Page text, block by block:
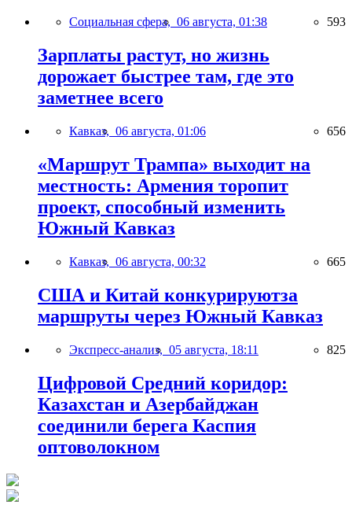
Социальная сфера, 06 августа, 01:38 593
Зарплаты растут, но жизнь
дорожает быстрее там, где это
заметнее всего
Кавказ, 06 августа, 01:06 656
«Маршрут Трампа» выходит на
местность: Армения торопит
проект, способный изменить
Южный Кавказ
Кавказ, 06 августа, 00:32 665
США и Китай конкурируютза
маршруты через Южный Кавказ
Экспресс-анализ, 05 августа, 18:11 825
Цифровой Средний коридор:
Казахстан и Азербайджан
соединили берега Каспия
оптоволокном